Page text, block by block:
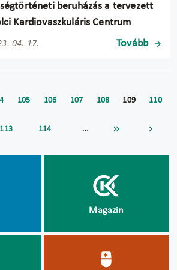
beruházás a tervezett
Kardiovaszkuláris Centrum
04. 17. Tovább
105 106 107 108 109 110
113 114 …
Magazin